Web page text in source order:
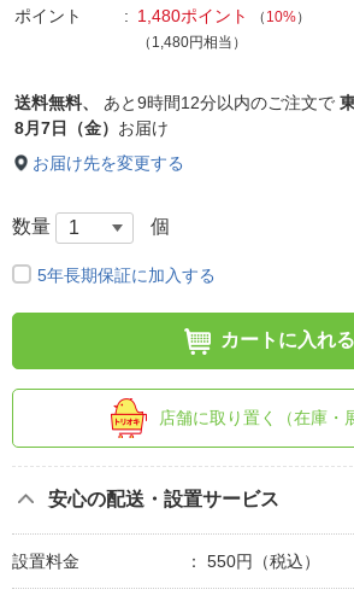
ポイント 1,480ポイント （ 10%）
（1,480円相当）
送料無料、 あと9時間12分以内のご注文で
8月7日（金） お届け
お届け先を変更する
数量 個
5年長期保証に加入する
カートに入れる
店舗に取り置く（在庫・
安心の配送・設置サービス
設置料金 ： 550円（税込）